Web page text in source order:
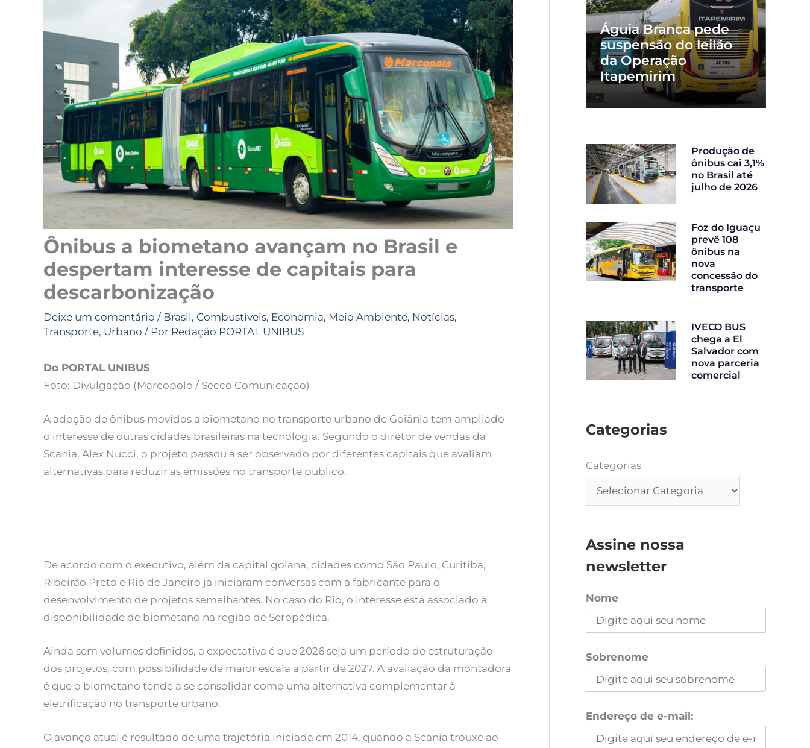
Ônibus a biometano avançam no Brasil e
despertam interesse de capitais para
descarbonização
Deixe um comentário / Brasil, Combustíveis, Economia, Meio Ambiente, Notícias,
Transporte, Urbano / Por Redação PORTAL UNIBUS
Do PORTAL UNIBUS
Foto: Divulgação (Marcopolo / Secco Comunicação)
A adoção de ônibus movidos a biometano no transporte urbano de Goiânia tem ampliado
o interesse de outras cidades brasileiras na tecnologia. Segundo o diretor de vendas da
Scania, Alex Nucci, o projeto passou a ser observado por diferentes capitais que avaliam
alternativas para reduzir as emissões no transporte público.
De acordo com o executivo, além da capital goiana, cidades como São Paulo, Curitiba,
Ribeirão Preto e Rio de Janeiro já iniciaram conversas com a fabricante para o
desenvolvimento de projetos semelhantes. No caso do Rio, o interesse está associado à
disponibilidade de biometano na região de Seropédica.
Ainda sem volumes definidos, a expectativa é que 2026 seja um período de estruturação
dos projetos, com possibilidade de maior escala a partir de 2027. A avaliação da montadora
é que o biometano tende a se consolidar como uma alternativa complementar à
eletrificação no transporte urbano.
O avanço atual é resultado de uma trajetória iniciada em 2014, quando a Scania trouxe ao
Águia Branca pede
suspensão do leilão
da Operação
Itapemirim
Produção de
ônibus cai 3,1%
no Brasil até
julho de 2026
Foz do Iguaçu
prevê 108
ônibus na
nova
concessão do
transporte
IVECO BUS
chega a El
Salvador com
nova parceria
comercial
Categorias
Categorias
Assine nossa
newsletter
Nome
Sobrenome
Endereço de e-mail: